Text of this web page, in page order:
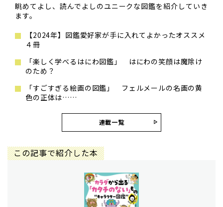
眺めてよし、読んでよしのユニークな図鑑を紹介していき
ます。
【2024年】図鑑愛好家が手に入れてよかったオススメ
４冊
「楽しく学べるはにわ図鑑」 はにわの笑顔は魔除け
のため？
「すごすぎる絵画の図鑑」 フェルメールの名画の黄
色の正体は……
連載一覧
この記事で紹介した本